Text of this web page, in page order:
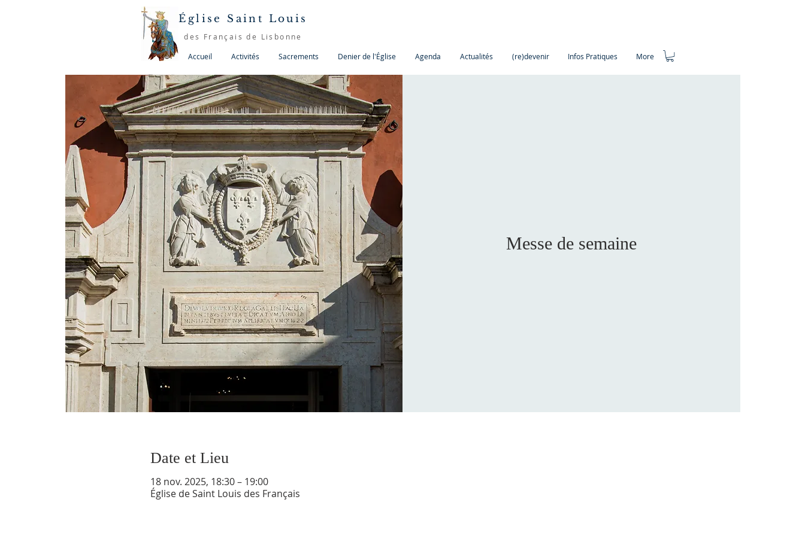
Accueil Activités Sacrements Denier de l'Église Agenda Actualités (re)devenir Infos Pratiques More
Église Saint Louis
des Français de Lisbonne
Messe de semaine
Date et Lieu
18 nov. 2025, 18:30 – 19:00
Église de Saint Louis des Français